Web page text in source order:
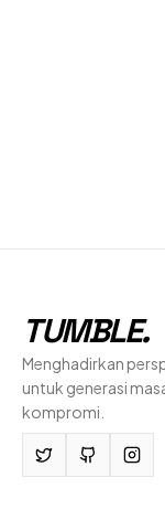
TUMBLE.
Menghadirkan
untuk generasi
kompromi.